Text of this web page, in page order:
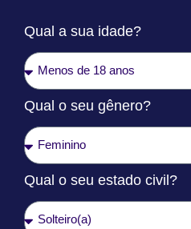
Qual a sua idade?
Qual o seu gênero?
Qual o seu estado civil?